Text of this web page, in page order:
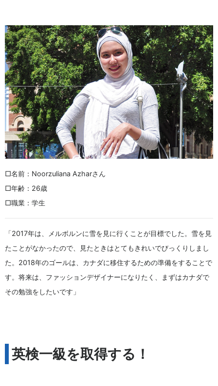
□名前：Noorzuliana Azharさん
□年齢：26歳
□職業：学生
「2017年は、メルボルンに雪を見に行くことが目標でした。雪を見
たことがなかったので、見たときはとてもきれいでびっくりしまし
た。2018年のゴールは、カナダに移住するための準備をすることで
す。将来は、ファッションデザイナーになりたく、まずはカナダで
その勉強をしたいです」
英検一級を取得する！